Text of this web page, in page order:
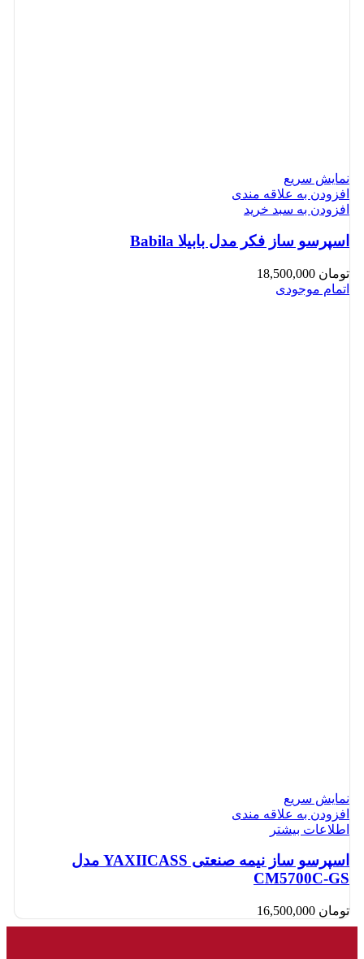
نمایش سریع
افزودن به علاقه مندی
افزودن به سبد خرید
اسپرسو ساز فکر مدل بابیلا Babila
تومان
اتمام موجودی
نمایش سریع
افزودن به علاقه مندی
اطلاعات بیشتر
اسپرسو ساز نیمه صنعتی YAXIICASS مدل
CM5700C-GS
تومان